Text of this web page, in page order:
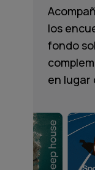
los
fondo
en lugar